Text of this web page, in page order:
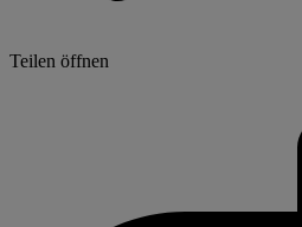
Teilen öffnen